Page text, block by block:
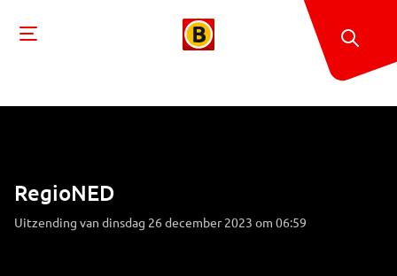
RegioNED
Uitzending van dinsdag 26 december 2023 om 06:59